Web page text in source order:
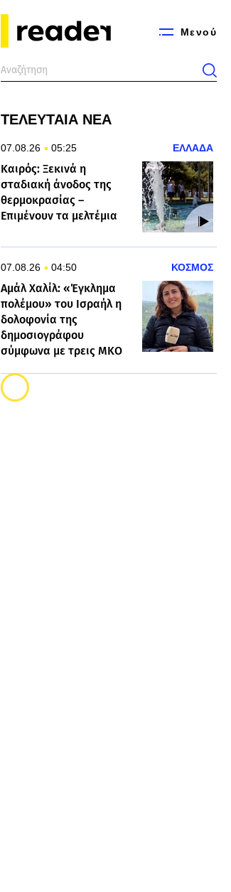
Μενού
ΤΕΛΕΥΤΑΙΑ ΝΕΑ
07.08.26 05:25 ΕΛΛΑΔΑ
Καιρός: Ξεκινά η
σταδιακή άνοδος της
θερμοκρασίας –
Επιμένουν τα μελτέμια
07.08.26 04:50 ΚΟΣΜΟΣ
Αμάλ Χαλίλ: «Έγκλημα
πολέμου» του Ισραήλ η
δολοφονία της
δημοσιογράφου
σύμφωνα με τρεις ΜΚΟ